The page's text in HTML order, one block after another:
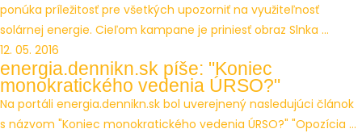
ponúka príležitosť pre všetkých upozorniť na využiteľnosť
solárnej energie. Cieľom kampane je priniesť obraz Slnka ...
12. 05. 2016
energia.dennikn.sk píše: "Koniec
monokratického vedenia ÚRSO?"
Na portáli energia.dennikn.sk bol uverejnený nasledujúci článok
s názvom "Koniec monokratického vedenia ÚRSO?" "Opozícia ...